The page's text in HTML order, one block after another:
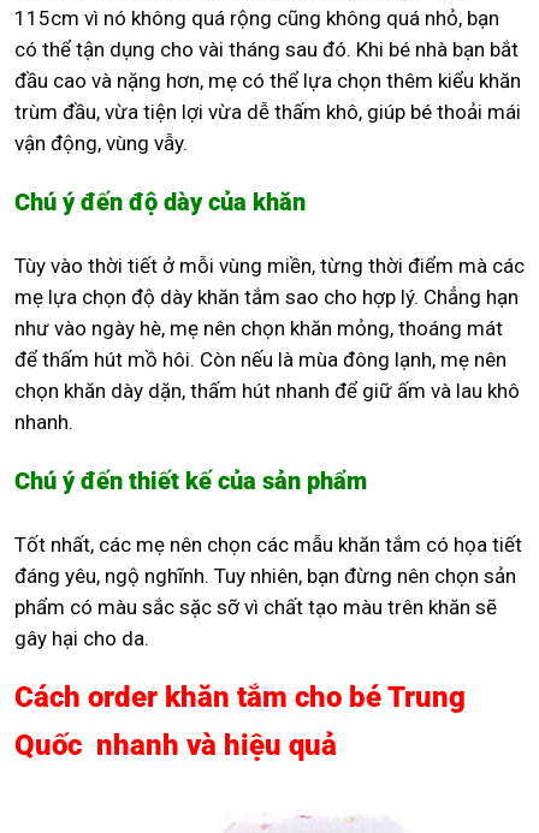
115cm vì nó không quá rộng cũng không quá nhỏ, bạn
có thể tận dụng cho vài tháng sau đó. Khi bé nhà bạn bắt
đầu cao và nặng hơn, mẹ có thể lựa chọn thêm kiểu khăn
trùm đầu, vừa tiện lợi vừa dễ thấm khô, giúp bé thoải mái
vận động, vùng vẫy.
Chú ý đến độ dày của khăn
Tùy vào thời tiết ở mỗi vùng miền, từng thời điểm mà các
mẹ lựa chọn độ dày khăn tắm sao cho hợp lý. Chẳng hạn
như vào ngày hè, mẹ nên chọn khăn mỏng, thoáng mát
để thấm hút mồ hôi. Còn nếu là mùa đông lạnh, mẹ nên
chọn khăn dày dặn, thấm hút nhanh để giữ ấm và lau khô
nhanh.
Chú ý đến thiết kế của sản phẩm
Tốt nhất, các mẹ nên chọn các mẫu khăn tắm có họa tiết
đáng yêu, ngộ nghĩnh. Tuy nhiên, bạn đừng nên chọn sản
phẩm có màu sắc sặc sỡ vì chất tạo màu trên khăn sẽ
gây hại cho da.
Cách order khăn tắm cho bé Trung
Quốc nhanh và hiệu quả